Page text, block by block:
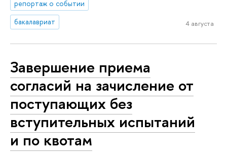
репортаж о событии
бакалавриат
4 августа
Завершение приема
согласий на зачисление от
поступающих без
вступительных испытаний
и по квотам